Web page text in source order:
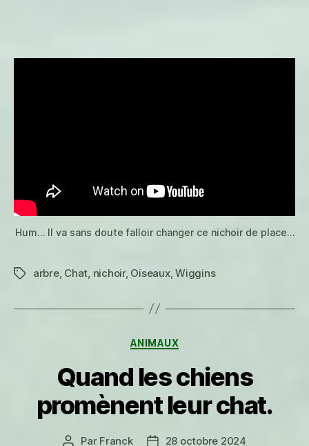
Hum… Il va sans doute falloir changer ce nichoir de place…
Étiquettes
arbre, Chat, nichoir, Oiseaux,Wiggins
Catégories
ANIMAUX
Quand les chiens
promènent leur chat.
Auteur
Par Franck
Date28 octobre 2024